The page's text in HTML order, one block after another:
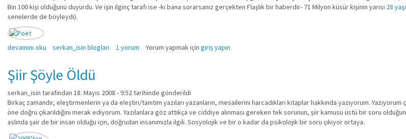
Bin 100 kişi olduğunu duyurdu. Ve işin ilginç tarafı ise -ki bana sorarsanız gerçekten Flaşlık bir haberdir- 71 Milyon küsür kişinin yarısı 28
senelerde de böyleydi).
Onu Sapı Bunun Çöpü Derken Biz Kaç Kişiyiz? hakkında
devamını oku serkan_isin blogları 1 yorum Yorum yapmak için giriş yapın
Şiir Şöyle Öldü
serkan_isin tarafından 18. Mayıs 2008 - 9:52 tarihinde gönderildi
Birkaç zamandır, eleştirmenlerin ya da eleştiri/tanıtım yazıları yazanların, mesailerini harcadıkları kitaplar hakkında yazıyorum. Yazıyorum
öne doğru çıkarıldığını merak ediyorum. Yazılanlara göz attıkça ve ciddiye alınması gereken tek sorunun, şiir kamusu üstü bir soru
aslında şair de bir insan olduğu için, doğrudan insanımızla ilgili. Sosyolojik ve bir o kadar da psikolojik bir soru çıkıyor ortaya.